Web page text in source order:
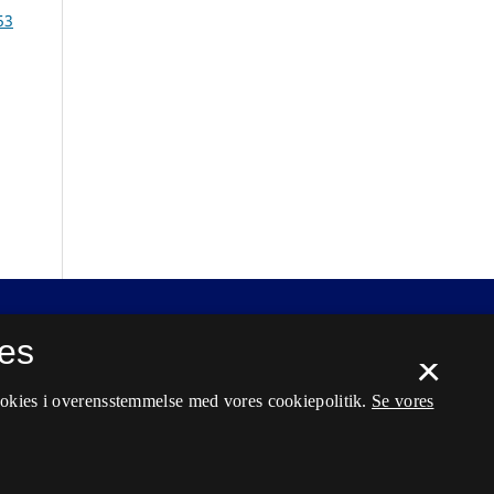
×
i overensstemmelse med vores cookiepolitik. Se vores